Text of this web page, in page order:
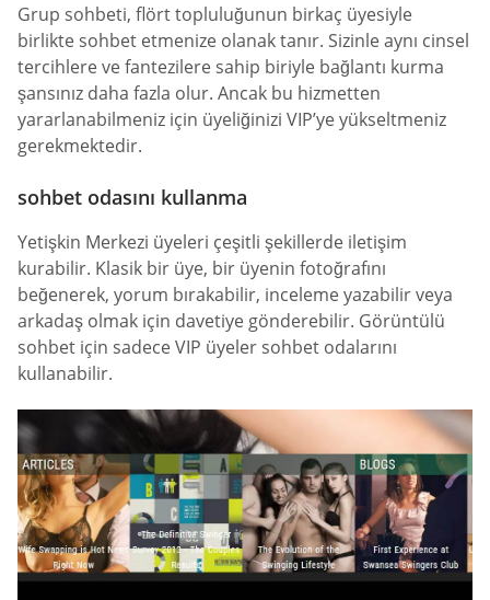
Grup sohbeti, flört topluluğunun birkaç üyesiyle
birlikte sohbet etmenize olanak tanır. Sizinle aynı cinsel
tercihlere ve fantezilere sahip biriyle bağlantı kurma
şansınız daha fazla olur. Ancak bu hizmetten
yararlanabilmeniz için üyeliğinizi VIP’ye yükseltmeniz
gerekmektedir.
sohbet odasını kullanma
Yetişkin Merkezi üyeleri çeşitli şekillerde iletişim
kurabilir. Klasik bir üye, bir üyenin fotoğrafını
beğenerek, yorum bırakabilir, inceleme yazabilir veya
arkadaş olmak için davetiye gönderebilir. Görüntülü
sohbet için sadece VIP üyeler sohbet odalarını
kullanabilir.